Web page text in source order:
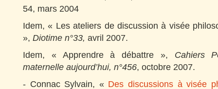
54, mars 2004
Idem, « Les ateliers de discussion à visée
», Diotime n°33, avril 2007.
Idem, « Apprendre à débattre », Cahiers
maternelle aujourd’hui, n°456, octobre 2007.
- Connac Sylvain, « Des discussions à visée